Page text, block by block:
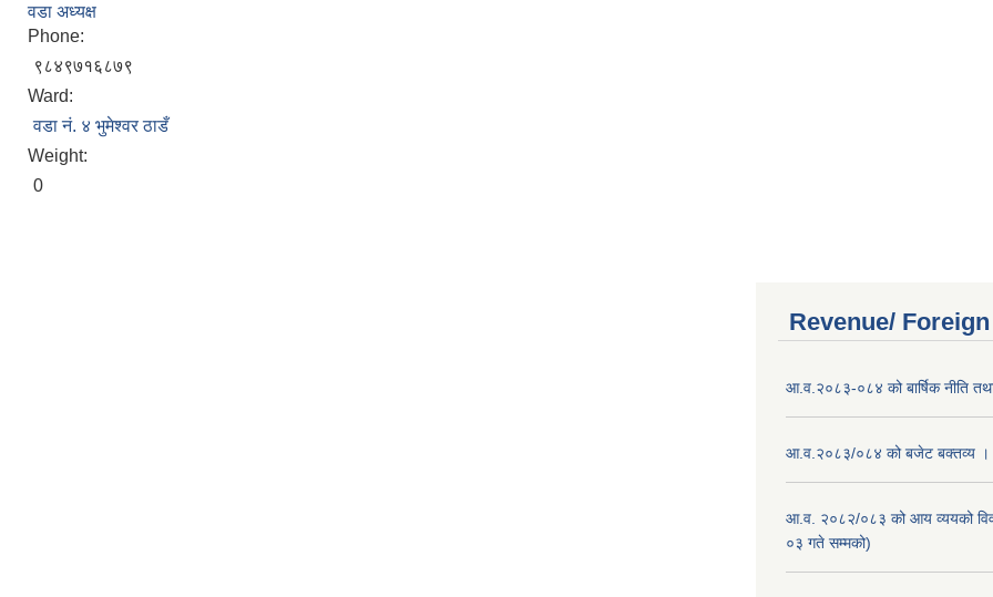
वडा अध्यक्ष
Phone:
९८४९७१६८७९
Ward:
वडा नं. ४ भुमेश्‍वर ठाडँ
Weight:
0
Revenue/
आ.व.२०८३-०८४ को बार्षिक नीति
आ.व.२०८३/०८४ को बजेट बक्तव्य ।
आ.व. २०८२/०८३ को आय व्ययको
०३ गते सम्मको)